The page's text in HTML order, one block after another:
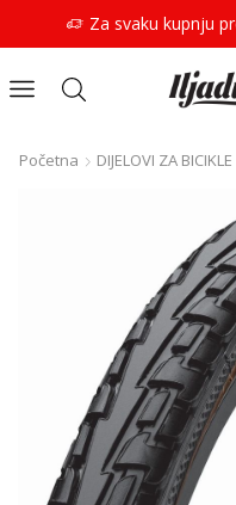
Za svaku kupnju
Početna DIJELOVI ZA BICIKLE